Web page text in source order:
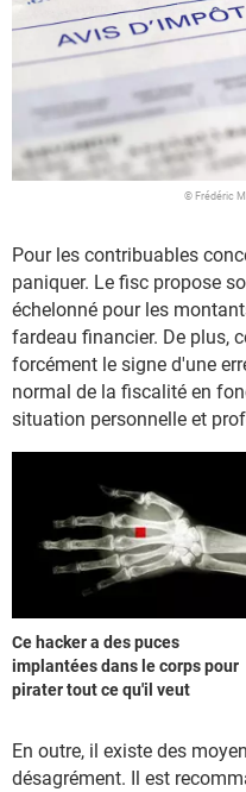
© Frédéric
Pour les contribuables
paniquer. Le fisc propose
échelonné pour les
fardeau financier. De plus,
forcément le signe d'une
normal de la fiscalité en
situation personnelle et
Ce hacker a des puces
implantées dans le corps pour
pirater tout ce qu'il veut
En outre, il existe des
désagrément. Il est